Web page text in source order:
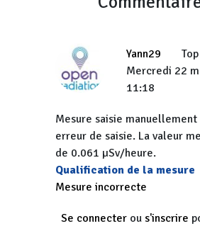
Yann29
Mercredi 22
11:18
Mesure saisie manuellement
erreur de saisie. La valeur
de 0.061 µSv/heure.
Qualification de la mesure
Mesure incorrecte
Se connecter ou s'inscrire